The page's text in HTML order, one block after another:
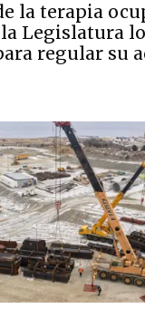
la terapia
Legislatura
regular su